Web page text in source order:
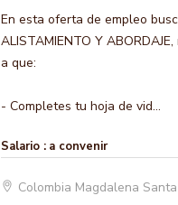
En esta oferta de empleo
ALISTAMIENTO Y
a que:
- Completes tu hoja de vid...
Salario : a convenir
Colombia Magdalena